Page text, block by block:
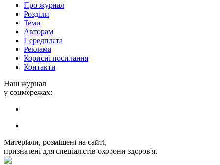
Про журнал
Розділи
Теми
Авторам
Передплата
Реклама
Корисні посилання
Контакти
Наш журнал
у соцмережах:
Матеріали, розміщені на сайті,
призначені для спеціалістів охорони здоров'я.